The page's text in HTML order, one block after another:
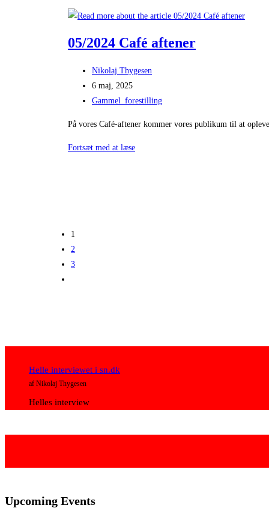
05/2024 Café aftener
Post
author:
Nikolaj Thygesen
Post
published:
6 maj, 2025
Post
Gammel_forestilling
På vores Café-aftener kommer vores publikum til at
Fortsæt med at læse05/2024
1
2
3
Helle interviewet i sn.dk
af Nikolaj Thygesen
Helles interview
Upcoming Events